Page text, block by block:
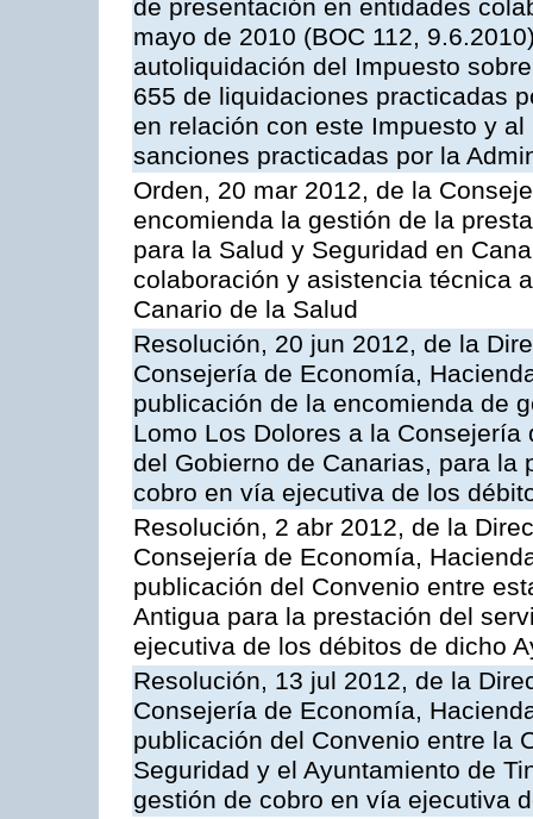
de presentación en entidades
mayo de 2010 (BOC 112,
autoliquidación del Impuesto
655 de liquidaciones practicadas
en relación con este Impuesto y
sanciones practicadas por la
Orden, 20 mar 2012, de la
encomienda la gestión de la
para la Salud y Seguridad en
colaboración y asistencia técnica
Canario de la Salud
Resolución, 20 jun 2012, de la
Consejería de Economía,
publicación de la encomienda de
Lomo Los Dolores a la
del Gobierno de Canarias, para
cobro en vía ejecutiva de los
Resolución, 2 abr 2012, de la
Consejería de Economía,
publicación del Convenio entre
Antigua para la prestación del
ejecutiva de los débitos de dicho
Resolución, 13 jul 2012, de la
Consejería de Economía,
publicación del Convenio entre la
Seguridad y el Ayuntamiento de
gestión de cobro en vía ejecutiva